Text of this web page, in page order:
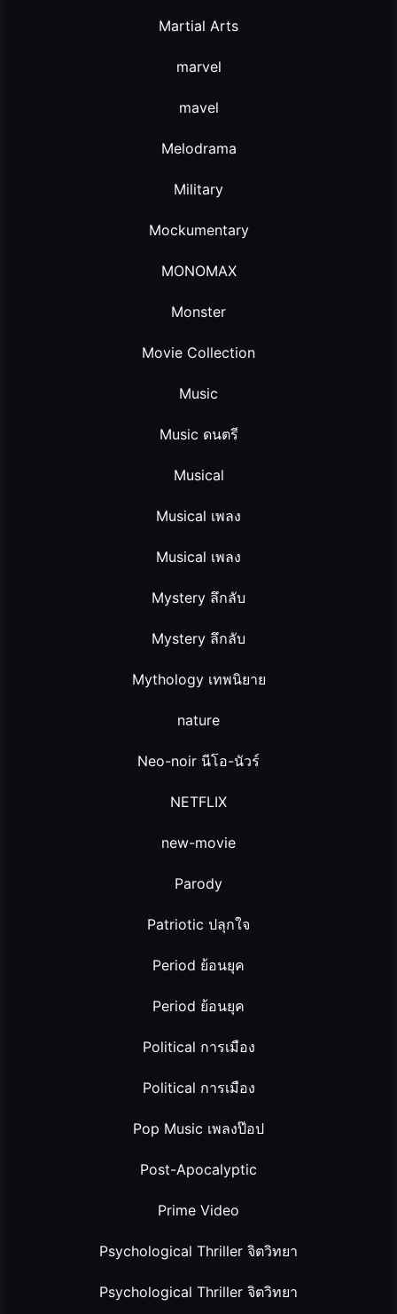
Martial Arts
marvel
mavel
Melodrama
Military
Mockumentary
MONOMAX
Monster
Movie Collection
Music
Music ดนตรี
Musical
Musical เพลง
Musical เพลง
Mystery ลึกลับ
Mystery ลึกลับ
Mythology เทพนิยาย
nature
Neo-noir นีโอ-นัวร์
NETFLIX
new-movie
Parody
Patriotic ปลุกใจ
Period ย้อนยุค
Period ย้อนยุค
Political การเมือง
Political การเมือง
Pop Music เพลงป๊อป
Post-Apocalyptic
Prime Video
Psychological Thriller จิตวิทยา
Psychological Thriller จิตวิทยา